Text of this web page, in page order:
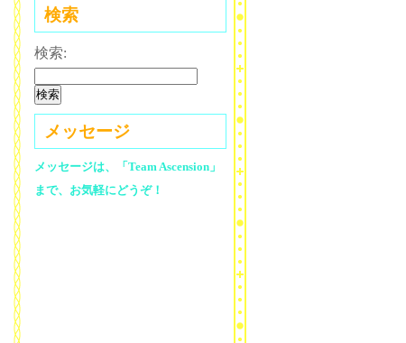
検索
検索:
メッセージ
メッセージは、「Team Ascension」
まで、お気軽にどうぞ！